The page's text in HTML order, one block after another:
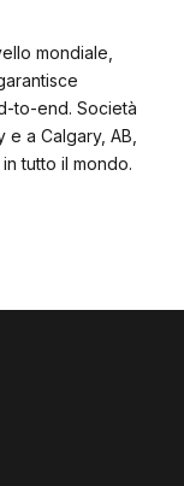
mondiale,
to-end. Società
a Calgary, AB,
tutto il mondo.